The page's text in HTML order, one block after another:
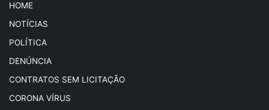
HOME
NOTÍCIAS
POLÍTICA
DENÚNCIA
CONTRATOS SEM LICITAÇÃO
CORONA VÍRUS